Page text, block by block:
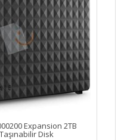
Expansion 2TB
Disk